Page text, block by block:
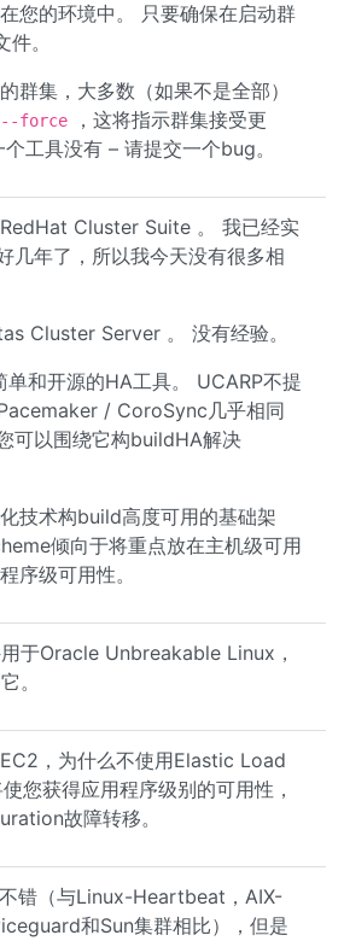
您的环境中。 只要确保在启动群
。
群集，大多数（如果不是全部）
--force
，这将指示群集接受更
工具没有 – 请提交一个bug。
Cluster Suite 。 我已经实
几年了，所以我今天没有很多相
Cluster Server 。 没有经验。
单和开源的HA工具。 UCARP不提
/ CoroSync几乎相同
可以围绕它构buildHA解决
技术构build高度可用的基础架
倾向于将重点放在主机级可用
序级可用性。
于Oracle Unbreakable Linux，
。
，为什么不使用Elastic Load
您获得应用程序级别的可用性，
故障转移。
错（与Linux-Heartbeat，AIX-
和Sun集群相比），但是